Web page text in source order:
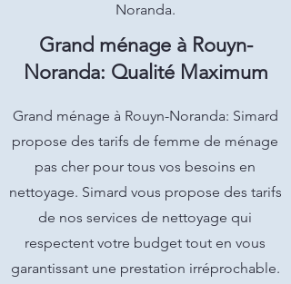
Noranda.
Grand ménage à Rouyn-
Noranda: Qualité Maximum
Grand ménage à Rouyn-Noranda: Simard
propose des tarifs de femme de ménage
pas cher pour tous vos besoins en
nettoyage. Simard vous propose des tarifs
de nos services de nettoyage qui
respectent votre budget tout en vous
garantissant une prestation irréprochable.